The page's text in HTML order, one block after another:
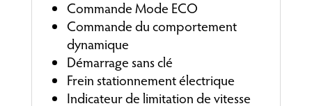
Commande Mode ECO
Commande du comportement
dynamique
Démarrage sans clé
Frein stationnement électrique
Indicateur de limitation de vitesse